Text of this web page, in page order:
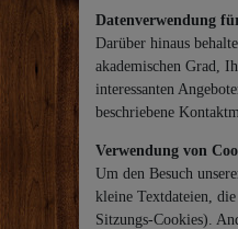
Datenverwendung
Darüber hinaus
akademischen Grad,
interessanten
beschriebene
Verwendung von
Um den Besuch
kleine Textdateien,
Sitzungs-Cookies).